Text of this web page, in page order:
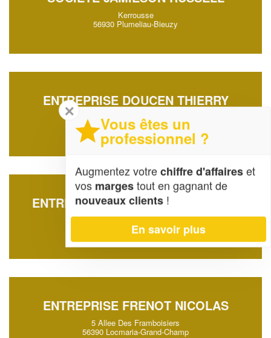
Kerrousse
56930 Plumeliau-Bieuzy
ENTREPRISE DOUCEN THIERRY
12 Rue Des Cypres
56650 Inzinzac-Lochrist
ENTREPRISE GEOMOTIQUE (SARL)
Kerroux
56540 Saint-Tugdual
ENTREPRISE FRENOT NICOLAS
5 Allee Des Framboisiers
56390 Locmaria-Grand-Champ
✕
Vous êtes un
professionnel ?
Augmentez votrechiffre d'affaireset
vos margestout en gagnant de
nouveaux clients !
En savoir plus